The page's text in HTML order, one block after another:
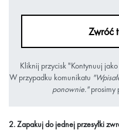
Zwróć
Kliknij przycisk "Kontynuuj
W przypadku komunikatu
ponownie."prosimy
2. Zapakuj do jednej przesyłki